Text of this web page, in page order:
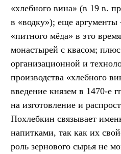
«хлебного вина» (в 19 в.
в «водку»); еще
«питного мёда» в это
монастырей с квасом;
организационной и
производства «хлебного
введение князем в 1470-е
на изготовление и
Похлебкин связывает
напитками, так как их
роль зернового сырья не